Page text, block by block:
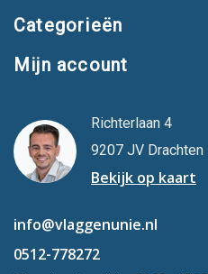
Categorieën
Mijn account
Richterlaan 4
9207 JV Drachten
Bekijk op kaart
info@vlaggenunie.nl
0512-778272